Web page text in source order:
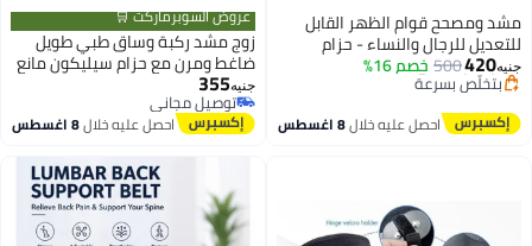
مشد ومصحح قوام الظهر القابل
للتعديل للرجال والنساء - حزام
استقامة الكتفين والظهر العلوي -
مشد طبي لتخفيف آلام الرقبة
وتعديل انحناء الجسم مقاس صغير
جنيه420
500خصم 16%
#8 في الدعامات
توصيل مجاني
بتخلّص بسرعة
#8 في الدعامات
احصل عليه خلال8 اغسطس
عروض السوبرماركت 🛒
زوج مشد ركبة وساق طبي طويل
ضاغط ومرن مع حزام سيليكون مانع
للانزلاق - دعم المفاصل والأربطة
والعضلات - للجري والجيم وكرة
القدم - للجنسين - متعدد الألوان
جنيه355
توصيل مجاني
توصيل مجانياحصل عليه خلال8 اغسطس